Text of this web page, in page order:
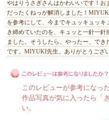
やはりうさぎさんはかわいいです！お
だったくねっが解消しました！
を参考にして、今までキュッキュッキ
き締めていたのを、キュッと一針一針
ました。そうしたら、やったー、でき
です。MIYUKI先生、ありがとうござ
このレビューが参考になっ
作品写真が気に入ったら「
い。